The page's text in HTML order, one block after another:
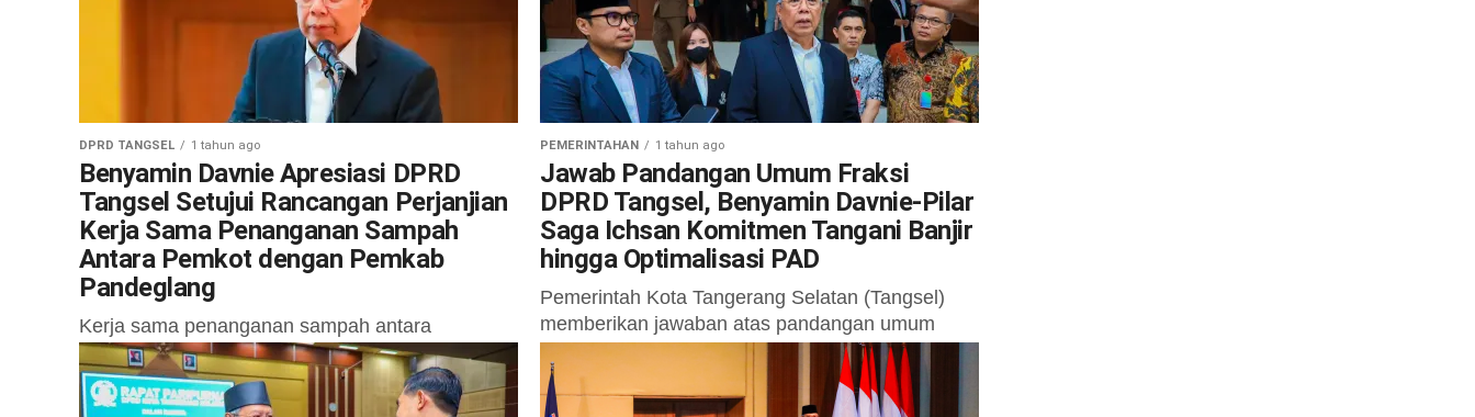
Raperda tentang APBD Tahun Anggaran...
DPRD TANGSEL 1 tahun ago
Benyamin Davnie Apresiasi DPRD
Tangsel Setujui Rancangan Perjanjian
Kerja Sama Penanganan Sampah
Antara Pemkot dengan Pemkab
Pandeglang
Kerja sama penanganan sampah antara
Pemerintah Kota Tangerang Selatan (Tangsel)
dengan Pemerintah Kabupaten Pandeglang akan
segera terwujud. Hal itu setelah adanya
PEMERINTAHAN 1 tahun ago
Jawab Pandangan Umum Fraksi
DPRD Tangsel, Benyamin Davnie-Pilar
Saga Ichsan Komitmen Tangani Banjir
hingga Optimalisasi PAD
Pemerintah Kota Tangerang Selatan (Tangsel)
memberikan jawaban atas pandangan umum
Fraksi-fraksi DPRD Kota Tangsel dalam rapat
paripurna, Kamis, 26 Juni 2025. Jawaban
disampaikan Wali Kota Tangsel...